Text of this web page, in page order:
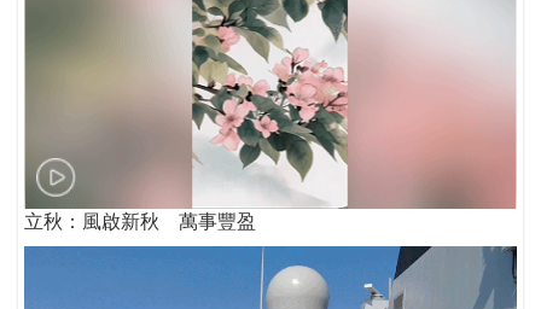
立秋：風啟新秋 萬事豐盈